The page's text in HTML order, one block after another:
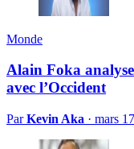
Monde
Alain Foka
avec l’Occident
ParKevin Aka · mars